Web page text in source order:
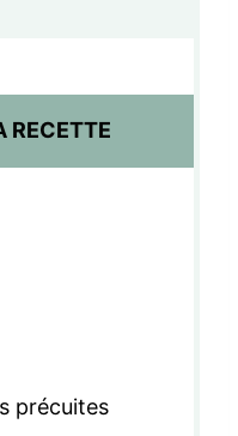
s
s
RECETTE
précuites